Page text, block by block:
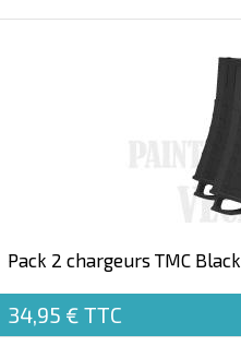
Pack 2 chargeurs TMC Black
34,95 € TTC